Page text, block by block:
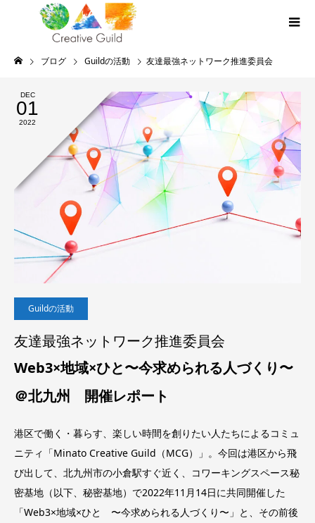
ブログ Guildの活動 友達最強ネットワーク推進委員会
DEC
01
2022
Guildの活動
友達最強ネットワーク推進委員会
Web3×地域×ひと〜今求められる人づくり〜
＠北九州 開催レポート
港区で働く・暮らす、楽しい時間を創りたい人たちによるコミュ
ニティ「Minato Creative Guild（MCG）」。今回は港区から飛
び出して、北九州市の小倉駅すぐ近く、コワーキングスペース秘
密基地（以下、秘密基地）で2022年11月14日に共同開催した
「Web3×地域×ひと 〜今求められる人づくり〜」と、その前後